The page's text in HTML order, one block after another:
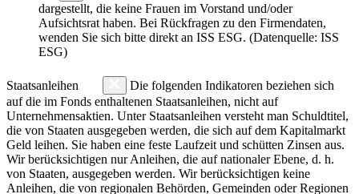
dargestellt, die keine Frauen im Vorstand und/oder
Aufsichtsrat haben. Bei Rückfragen zu den Firmendaten,
wenden Sie sich bitte direkt an ISS ESG. (Datenquelle: ISS
ESG)
Staatsanleihen
Die folgenden Indikatoren beziehen sich
auf die im Fonds enthaltenen Staatsanleihen, nicht auf
Unternehmensaktien. Unter Staatsanleihen versteht man Schuldtitel,
die von Staaten ausgegeben werden, die sich auf dem Kapitalmarkt
Geld leihen. Sie haben eine feste Laufzeit und schütten Zinsen aus.
Wir berücksichtigen nur Anleihen, die auf nationaler Ebene, d. h.
von Staaten, ausgegeben werden. Wir berücksichtigen keine
Anleihen, die von regionalen Behörden, Gemeinden oder Regionen